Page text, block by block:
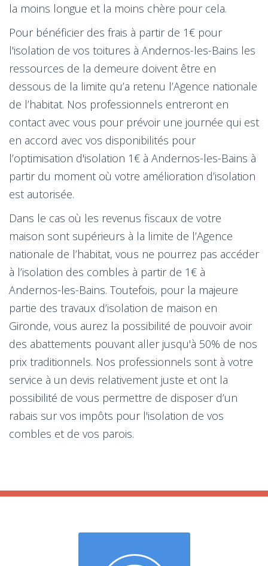
la moins longue et la moins chère pour cela.
Pour bénéficier des frais à partir de 1€ pour
l'isolation de vos toitures à Andernos-les-Bains les
ressources de la demeure doivent être en
dessous de la limite qu’a retenu l’Agence nationale
de l’habitat. Nos professionnels entreront en
contact avec vous pour prévoir une journée qui est
en accord avec vos disponibilités pour
l’optimisation d'isolation 1€ à Andernos-les-Bains à
partir du moment où votre amélioration d’isolation
est autorisée.
Dans le cas où les revenus fiscaux de votre
maison sont supérieurs à la limite de l’Agence
nationale de l’habitat, vous ne pourrez pas accéder
à l’isolation des combles à partir de 1€ à
Andernos-les-Bains. Toutefois, pour la majeure
partie des travaux d’isolation de maison en
Gironde, vous aurez la possibilité de pouvoir avoir
des abattements pouvant aller jusqu'à 50% de nos
prix traditionnels. Nos professionnels sont à votre
service à un devis relativement juste et ont la
possibilité de vous permettre de disposer d’un
rabais sur vos impôts pour l'isolation de vos
combles et de vos parois.